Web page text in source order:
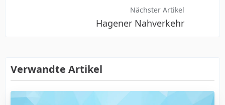
Nächster Artikel
Hagener Nahverkehr
Verwandte Artikel